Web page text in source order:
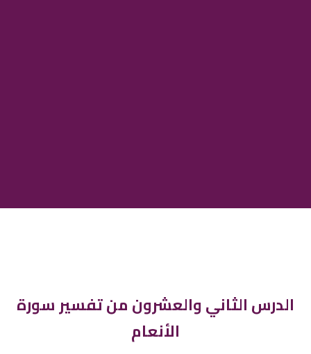
الدرس الثاني والعشرون من تفسير سورة
الأنعام